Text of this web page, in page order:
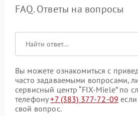
FAQ. Ответы на вопросы
Вы можете ознакомиться с
часто задаваемыми вопросами,
сервисный центр “FIX-Miele” по
телефону+7 (383) 377-72-09
свой вопрос.